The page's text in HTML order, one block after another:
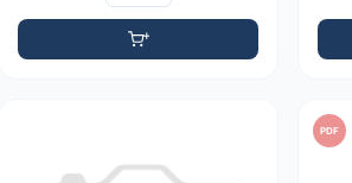
PDF